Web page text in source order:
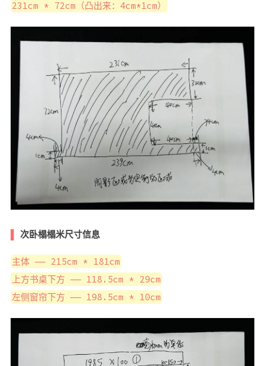
231cm * 72cm（凸出来：4cm*1cm）
次卧榻榻米尺寸信息
主体 —— 215cm * 181cm
上方书桌下方 —— 118.5cm * 29cm
左侧窗帘下方 —— 198.5cm * 10cm